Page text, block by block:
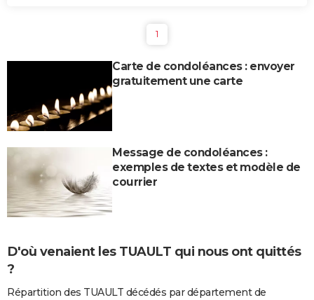
1
Carte de condoléances : envoyer
gratuitement une carte
Message de condoléances :
exemples de textes et modèle de
courrier
D'où venaient les TUAULT qui nous ont quittés
?
Répartition des TUAULT décédés par département de